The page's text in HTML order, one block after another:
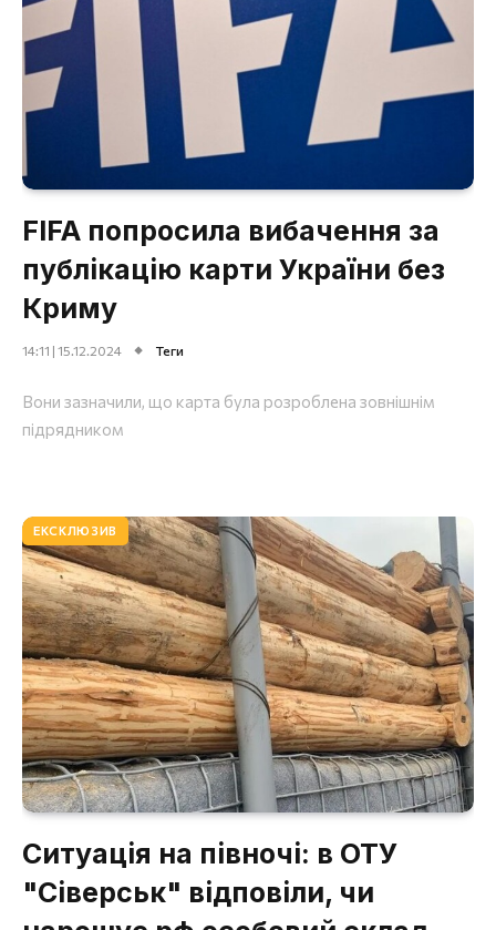
FIFA попросила вибачення за
публікацію карти України без
Криму
14:11 | 15.12.2024 Теги
Вони зазначили, що карта була розроблена зовнішнім
підрядником
ЕКСКЛЮЗИВ
Ситуація на півночі: в ОТУ
"Сіверськ" відповіли, чи